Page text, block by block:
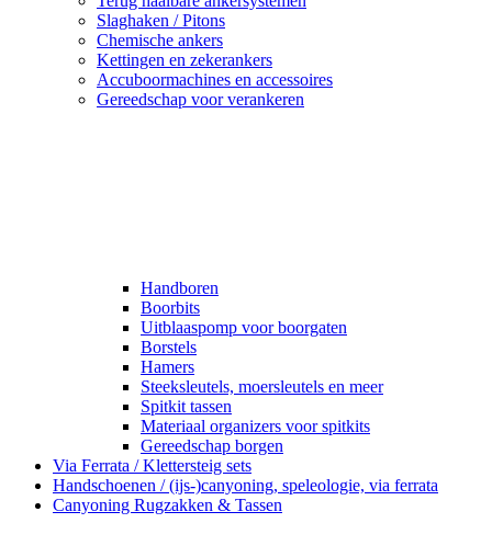
Slaghaken / Pitons
Chemische ankers
Kettingen en zekerankers
Accuboormachines en accessoires
Gereedschap voor verankeren
Handboren
Boorbits
Uitblaaspomp voor boorgaten
Borstels
Hamers
Steeksleutels, moersleutels en meer
Spitkit tassen
Materiaal organizers voor spitkits
Gereedschap borgen
Via Ferrata / Klettersteig sets
Handschoenen / (ijs-)canyoning, speleologie, via ferrata
Canyoning Rugzakken & Tassen